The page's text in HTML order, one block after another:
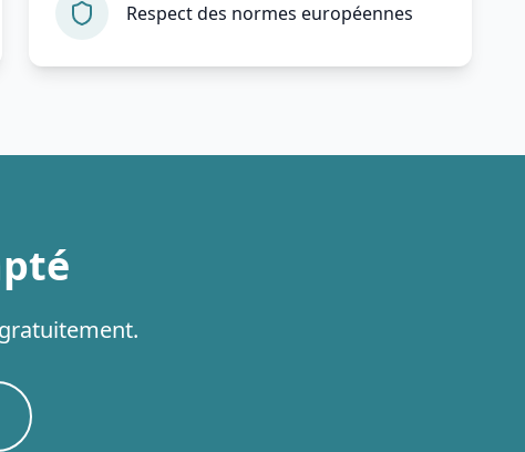
Respect des normes européennes